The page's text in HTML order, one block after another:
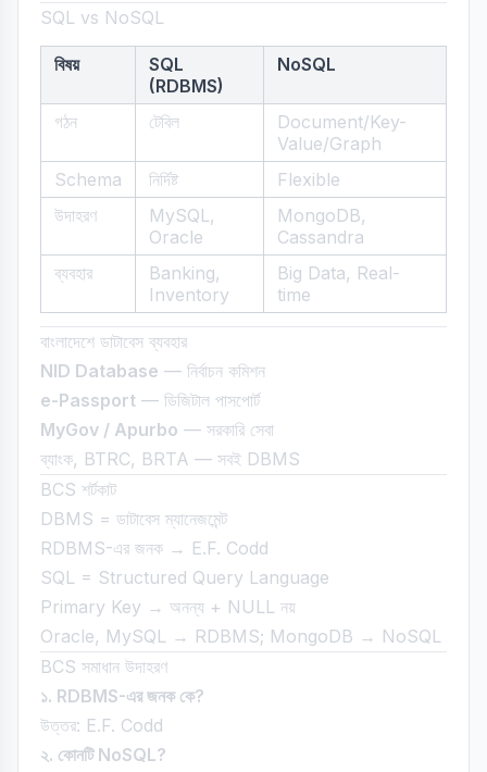
SQL vs NoSQL
বিষয়
SQL
(RDBMS)
NoSQL
গঠন টেবিল
Document/Key-
Value/Graph
Schema
নির্দিষ্ট
Flexible
উদাহরণ
MySQL,
Oracle
MongoDB,
Cassandra
ব্যবহার
Banking,
Inventory
Big Data, Real-
time
বাংলাদেশে ডাটাবেস ব্যবহার
NID Database — নির্বাচন কমিশন
e-Passport — ডিজিটাল পাসপোর্ট
MyGov / Apurbo — সরকারি সেবা
ব্যাংক, BTRC, BRTA — সবই DBMS
BCS শর্টকাট
DBMS = ডাটাবেস ম্যানেজমেন্ট
RDBMS-এর জনক → E.F. Codd
SQL = Structured Query Language
Primary Key → অনন্য + NULL নয়
Oracle, MySQL → RDBMS; MongoDB → NoSQL
BCS সমাধান উদাহরণ
১. RDBMS-এর জনক কে?
উত্তর: E.F. Codd
২. কোনটি NoSQL?